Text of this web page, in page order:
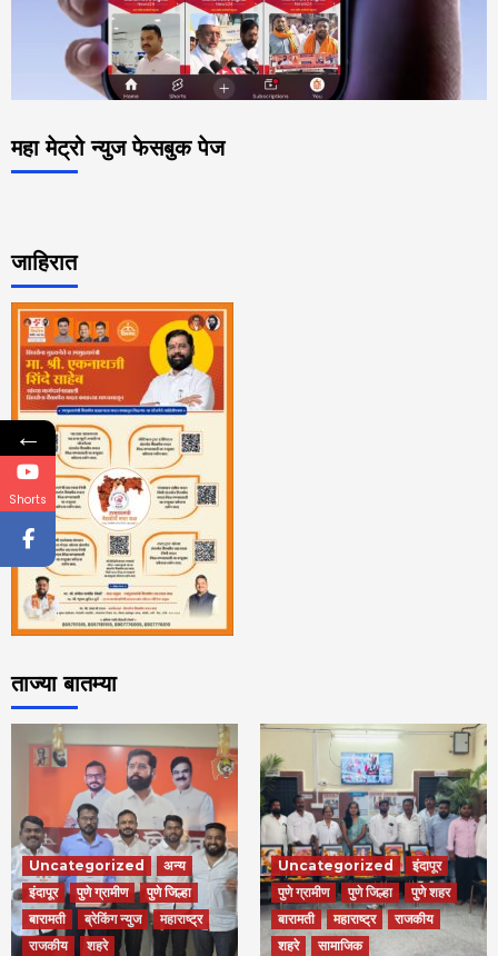
महा मेट्रो न्युज फेसबुक पेज
जाहिरात
ताज्या बातम्या
Uncategorized
अन्य
इंदापूर
पुणे ग्रामीण
पुणे जिल्हा
बारामती
ब्रेकिंग न्युज
महाराष्ट्र
राजकीय
शहरे
Uncategorized
इंदापूर
पुणे ग्रामीण
पुणे जिल्हा
पुणे शहर
बारामती
महाराष्ट्र
राजकीय
शहरे
सामाजिक
←
Shorts